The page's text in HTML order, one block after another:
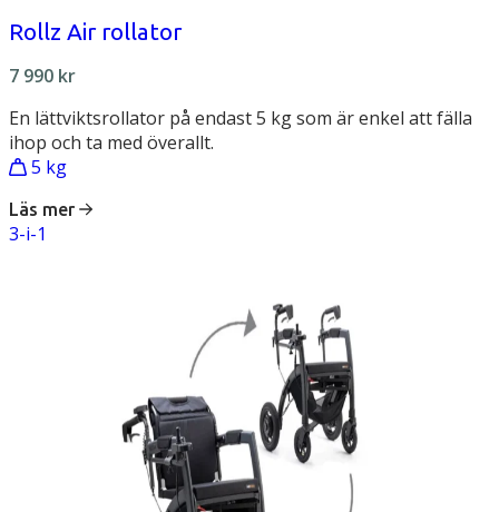
Rollz Air rollator
7 990 kr
En lättviktsrollator på endast 5 kg som är enkel att fälla
ihop och ta med överallt.
5 kg
Läs mer
3-i-1